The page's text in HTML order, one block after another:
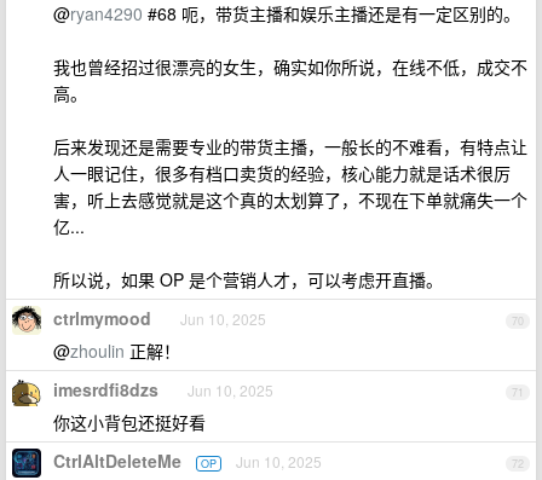
@ryan4290 #68 呃，带货主播和娱乐主播还是有一定区别的。
我也曾经招过很漂亮的女生，确实如你所说，在线不低，成交不
高。
后来发现还是需要专业的带货主播，一般长的不难看，有特点让
人一眼记住，很多有档口卖货的经验，核心能力就是话术很厉
害，听上去感觉就是这个真的太划算了，不现在下单就痛失一个
亿...
所以说，如果 OP 是个营销人才，可以考虑开直播。
70
ctrlmymood Jun 10, 2025
@zhoulin 正解！
71
imesrdfi8dzs Jun 10, 2025
你这小背包还挺好看
72
CtrlAltDeleteMe OP Jun 10, 2025